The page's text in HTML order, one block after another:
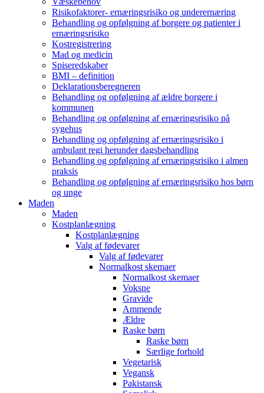
Risikofaktorer- ernæringsrisiko og underernæring
Behandling og opfølgning af borgere og patienter i
ernæringsrisiko
Kostregistrering
Mad og medicin
Spiseredskaber
BMI – definition
Deklarationsberegneren
Behandling og opfølgning af ældre borgere i
kommunen
Behandling og opfølgning af ernæringsrisiko på
sygehus
Behandling og opfølgning af ernæringsrisiko i
ambulant regi herunder dagsbehandling
Behandling og opfølgning af ernæringsrisiko i almen
praksis
Behandling og opfølgning af ernæringsrisiko hos børn
og unge
Maden
Maden
Kostplanlægning
Kostplanlægning
Valg af fødevarer
Valg af fødevarer
Normalkost skemaer
Normalkost skemaer
Voksne
Gravide
Ammende
Ældre
Raske børn
Raske børn
Særlige forhold
Vegetarisk
Vegansk
Pakistansk